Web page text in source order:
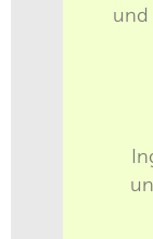
und